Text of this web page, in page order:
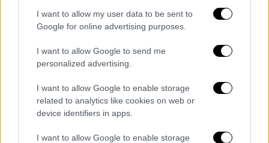
I want to allow my user data to be sent to
Google for online advertising purposes.
I want to allow Google to send me
personalized advertising.
I want to allow Google to enable storage
related to analytics like cookies on web or
device identifiers in apps.
I want to allow Google to enable storage